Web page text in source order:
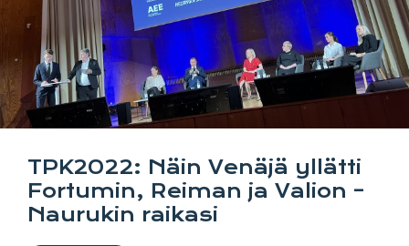
TPK2022: Näin Venäjä yllätti
Fortumin, Reiman ja Valion –
Naurukin raikasi